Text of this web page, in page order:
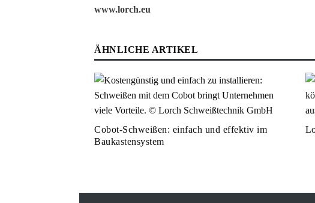
www.lorch.eu
ÄHNLICHE ARTIKEL
Cobot-Schweißen: einfach und effektiv im
Baukastensystem